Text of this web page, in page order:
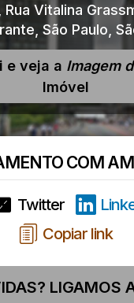
Rua Vitalina
São Paulo
e veja a Imagem
Imóvel
COM
Twitter
Copiar link
LIGAMOS